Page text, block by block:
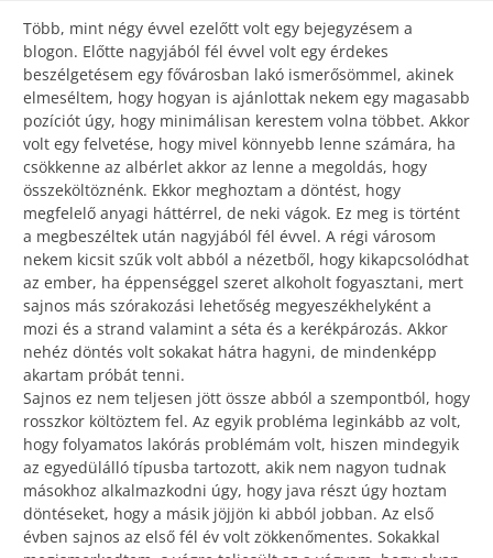
Több, mint négy évvel ezelőtt volt egy bejegyzésem a
blogon. Előtte nagyjából fél évvel volt egy érdekes
beszélgetésem egy fővárosban lakó ismerősömmel, akinek
elmeséltem, hogy hogyan is ajánlottak nekem egy magasabb
pozíciót úgy, hogy minimálisan kerestem volna többet. Akkor
volt egy felvetése, hogy mivel könnyebb lenne számára, ha
csökkenne az albérlet akkor az lenne a megoldás, hogy
összeköltöznénk. Ekkor meghoztam a döntést, hogy
megfelelő anyagi háttérrel, de neki vágok. Ez meg is történt
a megbeszéltek után nagyjából fél évvel. A régi városom
nekem kicsit szűk volt abból a nézetből, hogy kikapcsolódhat
az ember, ha éppenséggel szeret alkoholt fogyasztani, mert
sajnos más szórakozási lehetőség megyeszékhelyként a
mozi és a strand valamint a séta és a kerékpározás. Akkor
nehéz döntés volt sokakat hátra hagyni, de mindenképp
akartam próbát tenni.
Sajnos ez nem teljesen jött össze abból a szempontból, hogy
rosszkor költöztem fel. Az egyik probléma leginkább az volt,
hogy folyamatos lakórás problémám volt, hiszen mindegyik
az egyedülálló típusba tartozott, akik nem nagyon tudnak
másokhoz alkalmazkodni úgy, hogy java részt úgy hoztam
döntéseket, hogy a másik jöjjön ki abból jobban. Az első
évben sajnos az első fél év volt zökkenőmentes. Sokakkal